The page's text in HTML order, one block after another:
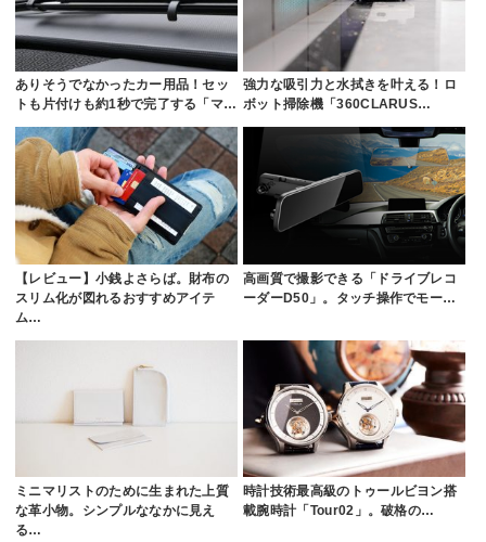
ありそうでなかったカー用品！セッ
トも片付けも約1秒で完了する「マ…
強力な吸引力と水拭きを叶える！ロ
ボット掃除機「360CLARUS…
【レビュー】小銭よさらば。財布の
スリム化が図れるおすすめアイテ
ム…
高画質で撮影できる「ドライブレコ
ーダーD50」。タッチ操作でモー…
ミニマリストのために生まれた上質
な革小物。シンプルななかに見え
る…
時計技術最高級のトゥールビヨン搭
載腕時計「Tour02」。破格の…